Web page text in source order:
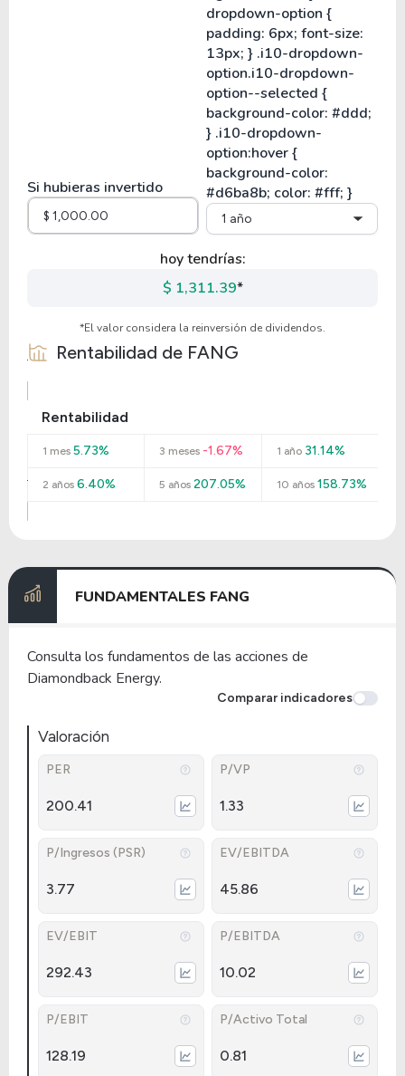
Si hubieras invertido
1 año
hoy tendrías:
$ 1,311.39*
*El valor considera la reinversión de dividendos.
Rentabilidad de FANG
Rentabilidad
1 mes 5.73% 3 meses -1.67% 1 año31.14%
2 años 6.40% 5 años 207.05% 10 años158.73%
FUNDAMENTALES FANG
Consulta los fundamentos de las acciones de
Diamondback Energy.
Comparar indicadores
Valoración
PER
200.41
P/VP
1.33
P/Ingresos (PSR)
3.77
EV/EBITDA
45.86
EV/EBIT
292.43
P/EBITDA
10.02
P/EBIT
128.19
P/Activo Total
0.81